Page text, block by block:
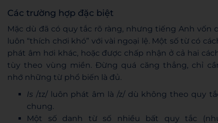
Các trường hợp đặc biệt
Mặc dù đã có quy tắc rõ ràng, nhưng tiếng Anh vốn
luôn “thích chơi khó” với vài ngoại lệ. Một số từ có
phát âm hơi khác, hoặc được chấp nhận ở cả hai
tùy theo vùng miền. Đừng quá căng thẳng, chỉ
nhớ những từ phổ biến là đủ.
Is /ɪz/ luôn phát âm là /z/ dù không theo quy
chung.
Một số danh từ số nhiều bất quy tắc